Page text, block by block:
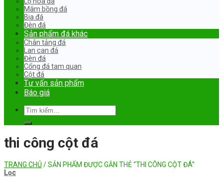
Mâm bồng đá
Bia đá
Đèn đá
Sản phẩm đá khác
Chân tảng đá
Lan can đá
Đèn đá
Cổng đá tam quan
Cột đá
Tư vấn sản phẩm
Báo giá
Tìm
kiếm:
thi công cột đá
TRANG CHỦ/SẢN PHẨM ĐƯỢC GẮN THẺ “THI CÔNG CỘT ĐÁ”
Lọc